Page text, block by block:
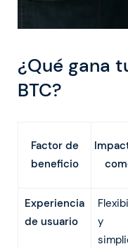
¿Qué gana
BTC?
Factor de
beneficio
Experiencia
de usuario
y